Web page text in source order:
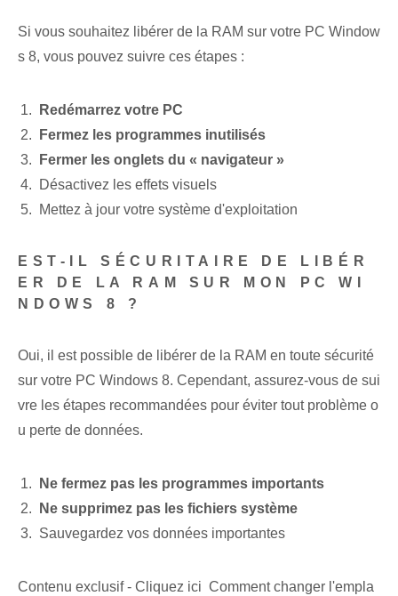
Si vous souhaitez libérer de la RAM ‌sur​ votre PC Window
s 8, vous pouvez suivre ces ⁤étapes :
Redémarrez votre PC
Fermez les programmes inutilisés
Fermer les onglets du « navigateur »
Désactivez les effets visuels
Mettez à jour votre système d'exploitation
EST-IL SÉCURITAIRE DE LIBÉR
ER DE LA RAM SUR MON PC WI
NDOWS 8 ?
Oui, il est possible de libérer de la RAM en toute sécurité
sur votre PC Windows 8. Cependant, assurez-vous de sui
vre les étapes recommandées pour éviter tout problème o
u perte de données.
Ne fermez pas les programmes importants
Ne supprimez pas les fichiers système
Sauvegardez vos données importantes
Contenu exclusif - Cliquez ici Comment changer l'empla